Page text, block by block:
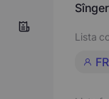
Lista